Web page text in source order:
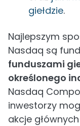
giełdzie.
Najlepszym
Nasdaq są
funduszami
określonego
Nasdaq
inwestorzy
akcje